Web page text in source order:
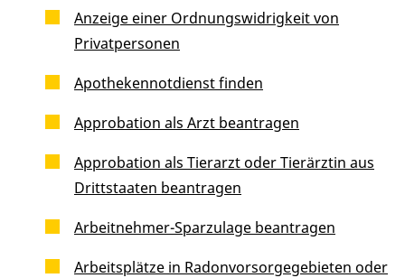
Anzeige einer Ordnungswidrigkeit von
Privatpersonen
Apothekennotdienst finden
Approbation als Arzt beantragen
Approbation als Tierarzt oder Tierärztin aus
Drittstaaten beantragen
Arbeitnehmer-Sparzulage beantragen
Arbeitsplätze in Radonvorsorgegebieten oder